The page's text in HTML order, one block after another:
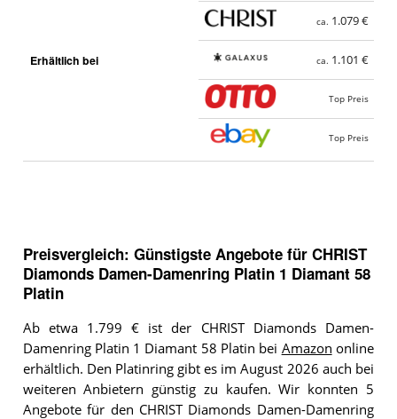
Erhältlich bei
ca. 1.079 €
ca. 1.101 €
Top Preis
Top Preis
Preisvergleich: Günstigste Angebote für CHRIST
Diamonds Damen-Damenring Platin 1 Diamant 58
Platin
Ab etwa 1.799 € ist der CHRIST Diamonds Damen-
Damenring Platin 1 Diamant 58 Platin bei Amazon online
erhältlich. Den Platinring gibt es im August 2026 auch bei
weiteren Anbietern günstig zu kaufen. Wir konnten 5
Angebote für den CHRIST Diamonds Damen-Damenring